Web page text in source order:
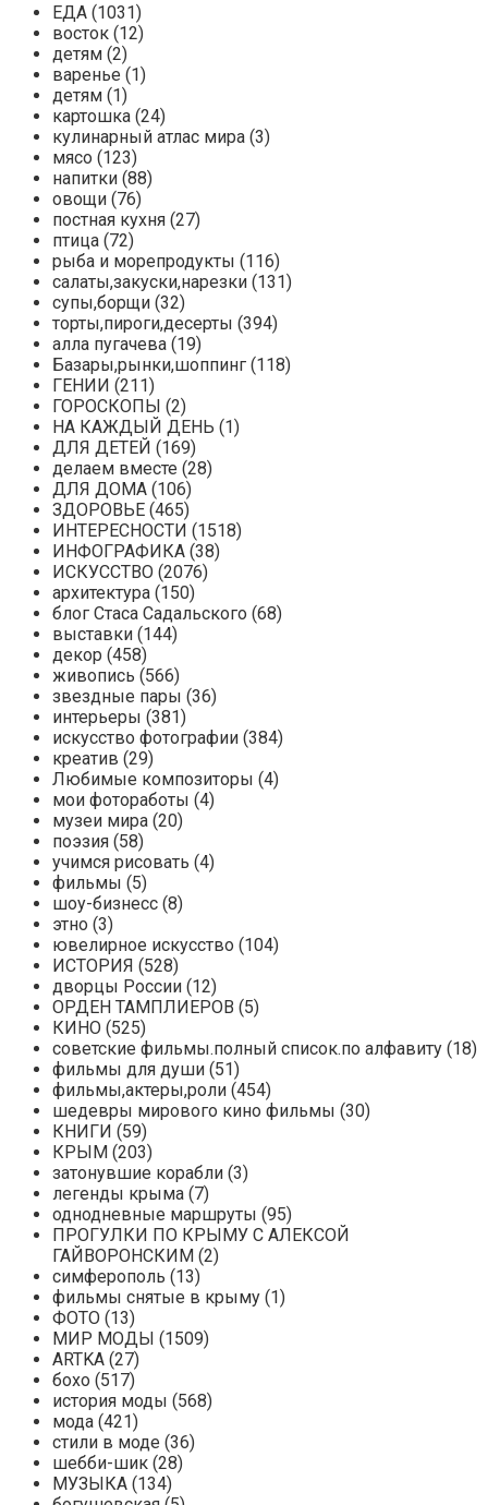
ЕДА (1031)
восток (12)
детям (2)
варенье (1)
детям (1)
картошка (24)
кулинарный атлас мира (3)
мясо (123)
напитки (88)
овощи (76)
постная кухня (27)
птица (72)
рыба и морепродукты (116)
салаты,закуски,нарезки (131)
супы,борщи (32)
торты,пироги,десерты (394)
алла пугачева (19)
Базары,рынки,шоппинг (118)
ГЕНИИ (211)
ГОРОСКОПЫ (2)
НА КАЖДЫЙ ДЕНЬ (1)
ДЛЯ ДЕТЕЙ (169)
делаем вместе (28)
ДЛЯ ДОМА (106)
ЗДОРОВЬЕ (465)
ИНТЕРЕСНОСТИ (1518)
ИНФОГРАФИКА (38)
ИСКУССТВО (2076)
архитектура (150)
блог Стаса Садальского (68)
выставки (144)
декор (458)
живопись (566)
звездные пары (36)
интерьеры (381)
искусство фотографии (384)
креатив (29)
Любимые композиторы (4)
мои фотоработы (4)
музеи мира (20)
поэзия (58)
учимся рисовать (4)
фильмы (5)
шоу-бизнесс (8)
этно (3)
ювелирное искусство (104)
ИСТОРИЯ (528)
дворцы России (12)
ОРДЕН ТАМПЛИЕРОВ (5)
КИНО (525)
советские фильмы.полный список.по алфавиту (18)
фильмы для души (51)
фильмы,актеры,роли (454)
шедевры мирового кино фильмы (30)
КНИГИ (59)
КРЫМ (203)
затонувшие корабли (3)
легенды крыма (7)
однодневные маршруты (95)
ПРОГУЛКИ ПО КРЫМУ C АЛЕКСОЙ
ГАЙВОРОНСКИМ (2)
симферополь (13)
фильмы снятые в крыму (1)
ФОТО (13)
МИР МОДЫ (1509)
ARTKA (27)
бохо (517)
история моды (568)
мода (421)
стили в моде (36)
шебби-шик (28)
МУЗЫКА (134)